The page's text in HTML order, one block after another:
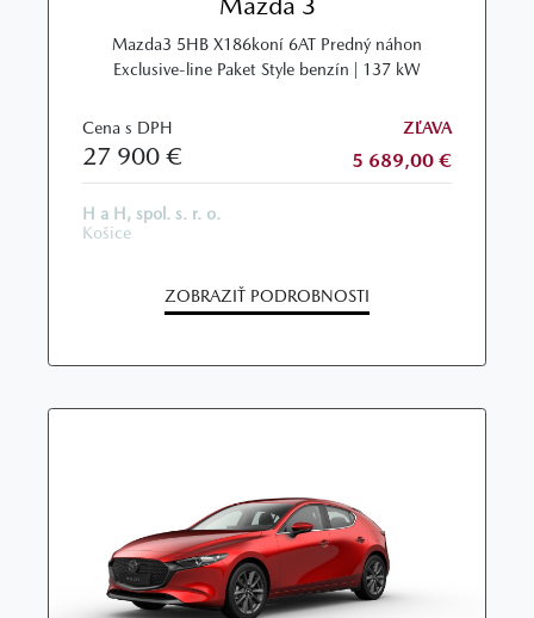
Mazda3 5HB X186koní 6AT Predný náhon
Exclusive-line Paket Style benzín | 137 kW
Cena s DPH
27 900 €
ZĽAVA
5 689,00 €
H a H, spol. s. r. o.
Košice
ZOBRAZIŤ PODROBNOSTI